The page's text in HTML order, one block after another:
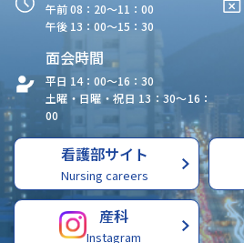
午前 08：20〜11：00
午後 13：00〜15：30
面会時間
平日 14：00〜16：30
土曜・日曜・祝日 13：30〜16：
00
看護部サイト
Nursing careers
産科
Instagram